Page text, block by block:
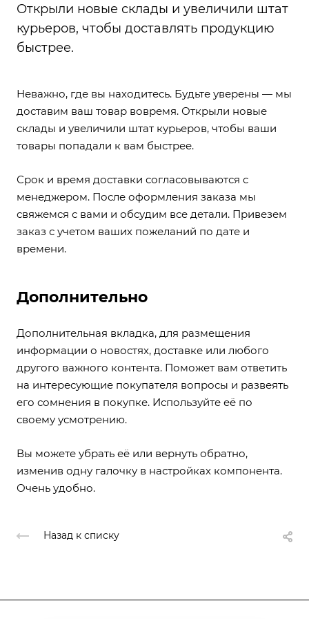
Открыли новые склады и увеличили штат
курьеров, чтобы доставлять продукцию
быстрее.
Неважно, где вы находитесь. Будьте уверены — мы
доставим ваш товар вовремя. Открыли новые
склады и увеличили штат курьеров, чтобы ваши
товары попадали к вам быстрее.
Срок и время доставки согласовываются с
менеджером. После оформления заказа мы
свяжемся с вами и обсудим все детали. Привезем
заказ с учетом ваших пожеланий по дате и
времени.
Дополнительно
Дополнительная вкладка, для размещения
информации о новостях, доставке или любого
другого важного контента. Поможет вам ответить
на интересующие покупателя вопросы и развеять
его сомнения в покупке. Используйте её по
своему усмотрению.
Вы можете убрать её или вернуть обратно,
изменив одну галочку в настройках компонента.
Очень удобно.
Назад к списку